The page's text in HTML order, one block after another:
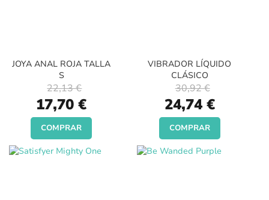
JOYA ANAL ROJA TALLA
S
Special
Price
17,70 €
22,13 €
COMPRAR
VIBRADOR LÍQUIDO
CLÁSICO
Special
Price
24,74 €
30,92 €
COMPRAR